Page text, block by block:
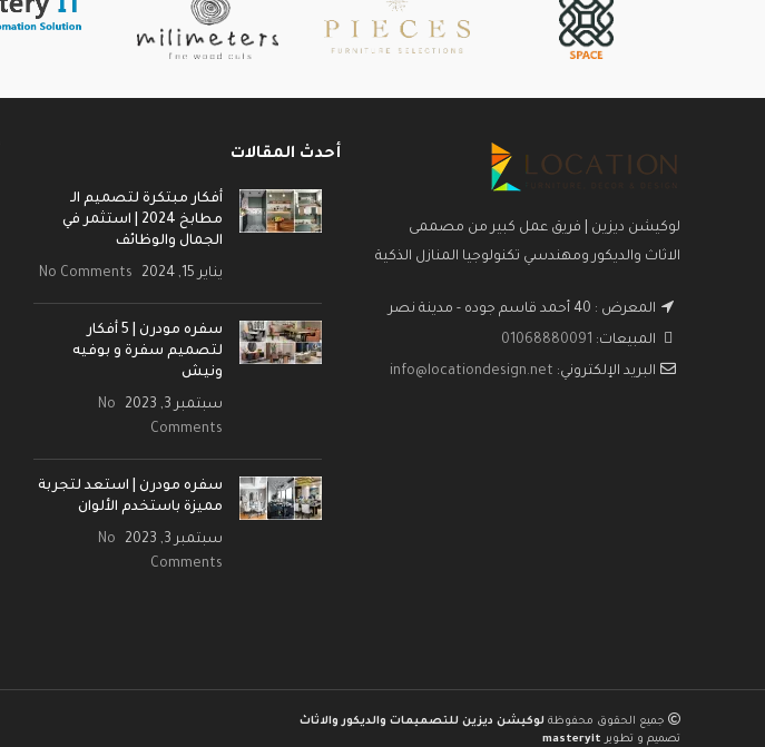
لوكيشن ديزين | فريق عمل كبير من مصممى
الاثاث والديكور ومهندسي تكنولوجيا المنازل الذكية
المعرض : 40 أحمد قاسم جوده - مدينة نصر
المبيعات: 01068880091
البريد الإلكتروني: info@locationdesign.net
أحدث المقالات
أفكار مبتكرة لتصميم الـ
مطابخ 2024 | استثمر في
الجمال والوظائف
يناير 15, 2024 No Comments
سفره مودرن | 5 أفكار
لتصميم سفرة و بوفيه
ونيش
سبتمبر 3, 2023
No
Comments
سفره مودرن | استعد لتجربة
مميزة باستخدم الألوان
سبتمبر 3, 2023
No
Comments
جميع الحقوق محفوظة لوكيشن ديزين للتصميمات والديكور والاثاث
تصميم و تطوير masteryit